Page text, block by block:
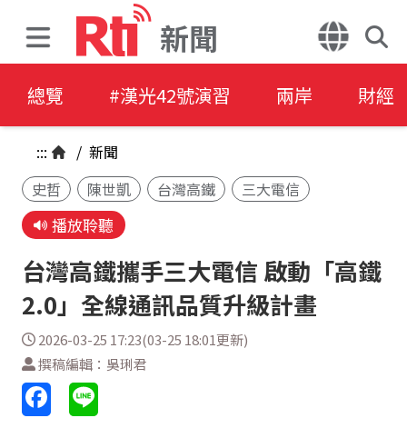
新聞
總覽 #漢光42號演習 兩岸 財經
::: / 新聞
史哲
陳世凱 台灣高鐵 三大電信
播放聆聽
台灣高鐵攜手三大電信 啟動「高鐵
2.0」全線通訊品質升級計畫
2026-03-25 17:23(03-25 18:01更新)
撰稿編輯：吳琍君